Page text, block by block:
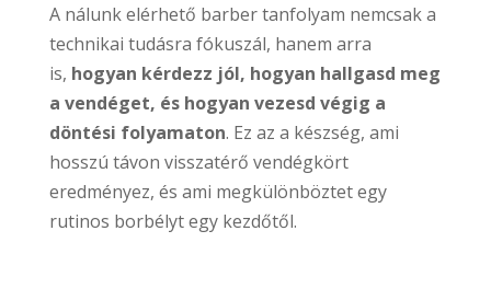
A nálunk elérhető barber tanfolyam nemcsak a
technikai tudásra fókuszál, hanem arra
is, hogyan kérdezz jól, hogyan hallgasd meg
a vendéget, és hogyan vezesd végig a
döntési folyamaton. Ez az a készség, ami
hosszú távon visszatérő vendégkört
eredményez, és ami megkülönböztet egy
rutinos borbélyt egy kezdőtől.